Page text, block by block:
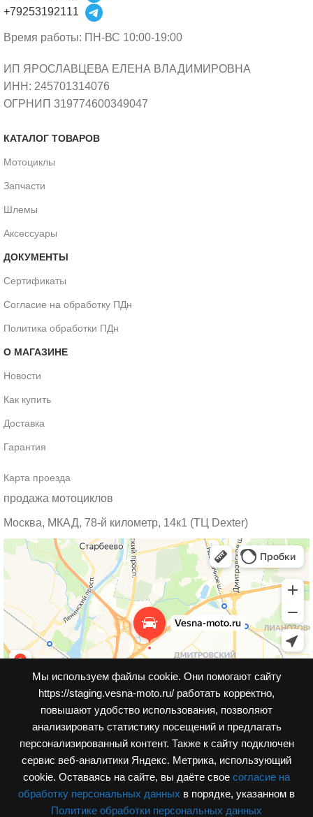
Мы используем файлы cookie. Они помогают сайту
https://staging.vesna-moto.ru/ работать корректно,
повышают удобство использования, позволяют
анализировать статистику посещений и предлагать
персонализированный контент. Также к cайту подключен
сервис веб-аналитики Яндекс. Метрика, использующий
cookie. Оставаясь на сайте, вы даёте свое согласие на
обработку персональных данных в порядке, указанном в
Политике обработки персональных данных
+79253192111
Время работы: ПН-ВС 10:00-19:00
ИП ЯРОСЛАВЦЕВА ЕЛЕНА ВЛАДИМИРОВНА
ИНН: 245701314076
ОГРНИП 319774600349047
КАТАЛОГ ТОВАРОВ
Мотоциклы
Запчасти
Шлемы
Аксессуары
ДОКУМЕНТЫ
Сертификаты
Согласие на обработку ПДн
Политика обработки ПДн
О МАГАЗИНЕ
Новости
Как купить
Доставка
Гарантия
Карта проезда
продажа мотоциклов
Москва, МКАД, 78-й километр, 14к1 (ТЦ Dexter)